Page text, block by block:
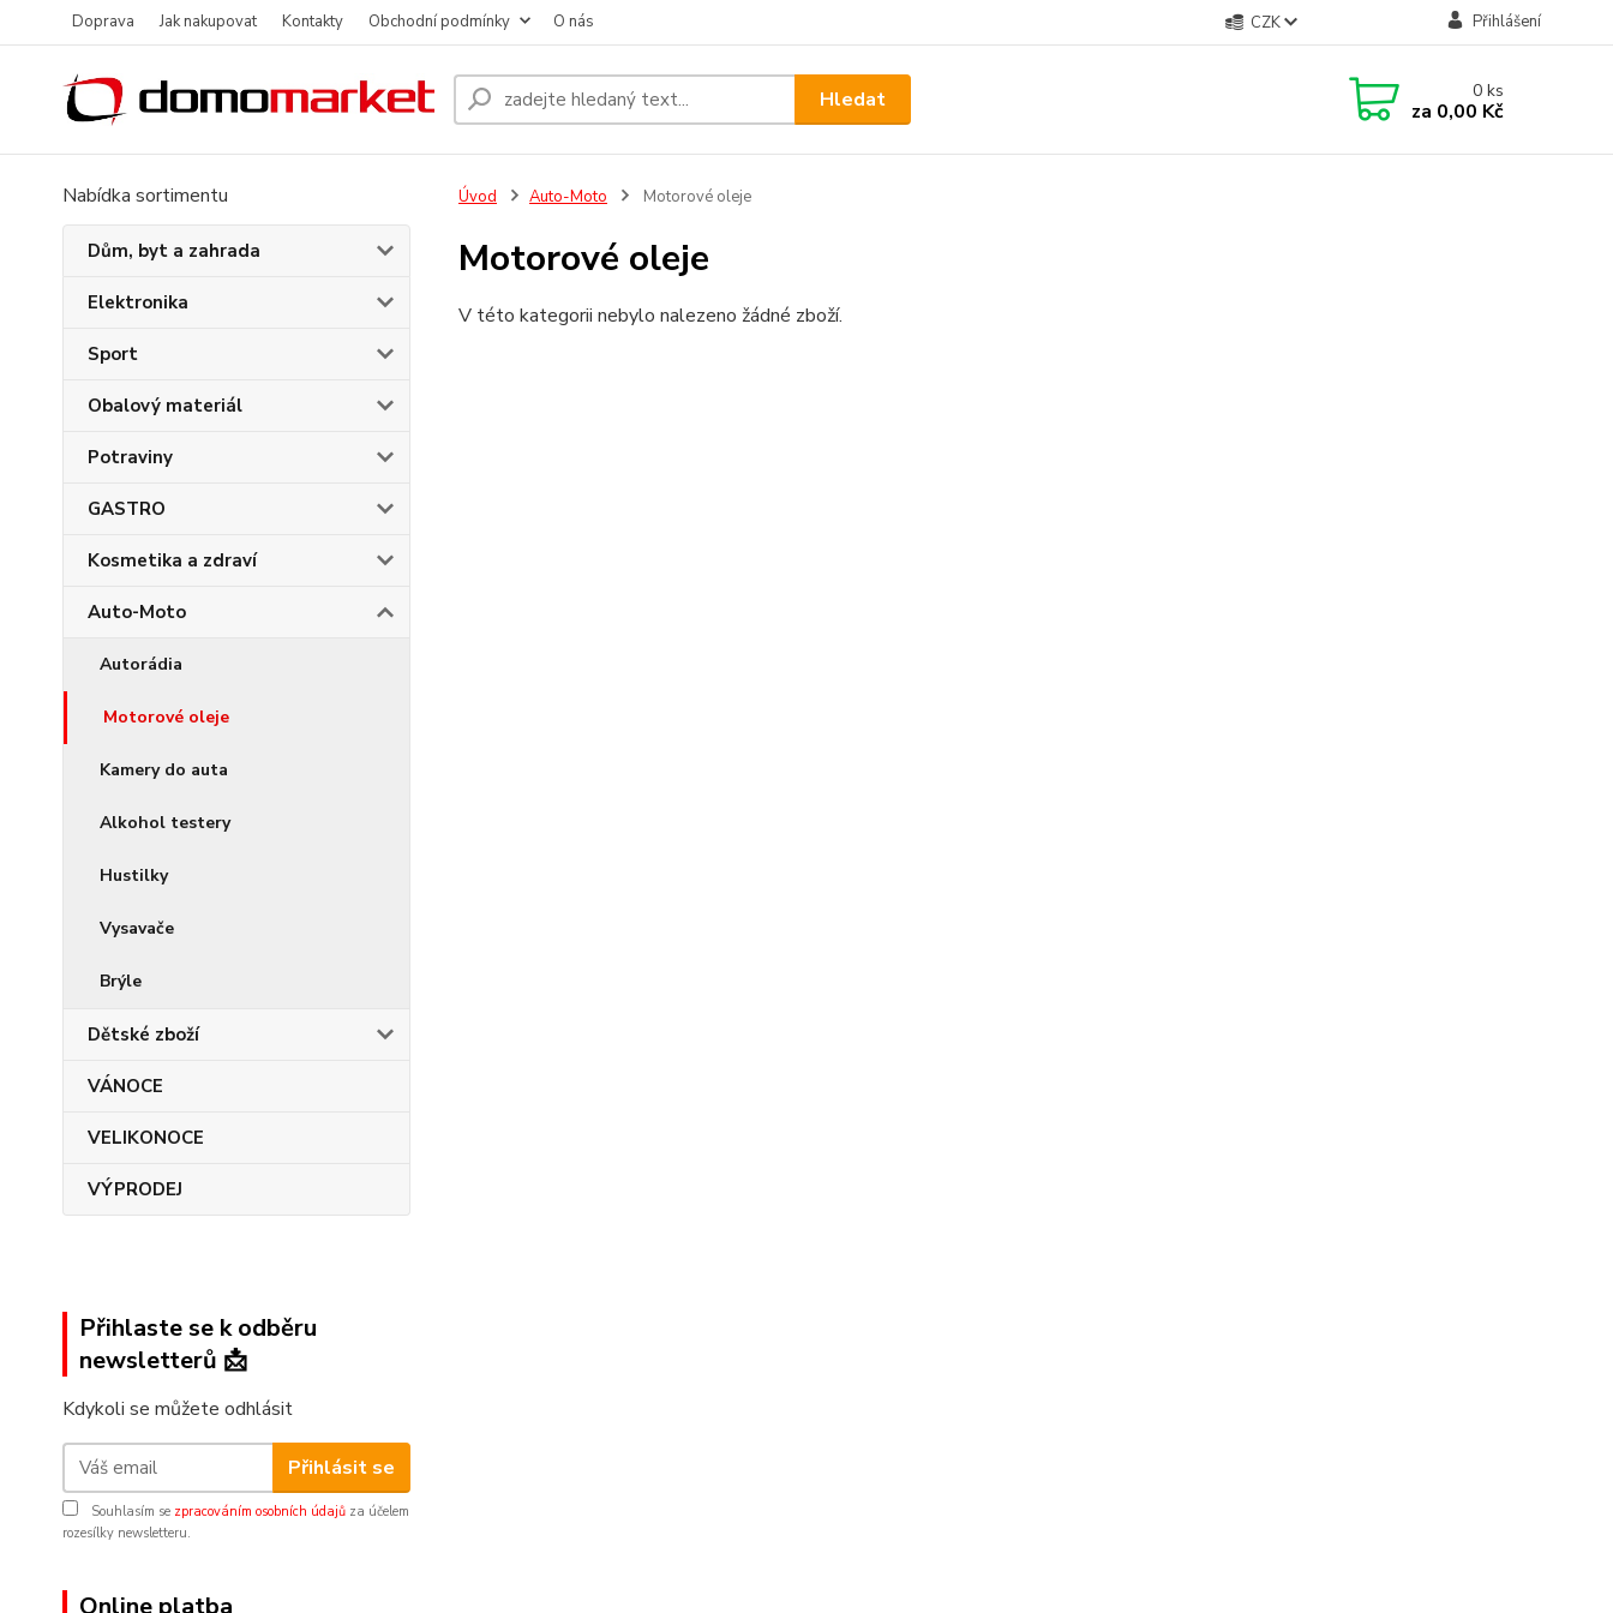
Doprava Jak nakupovat Kontakty Obchodní podmínky O nás CZK Přihlášení
Hledat 0ks
za 0,00 Kč
Nabídka sortimentu
Dům, byt a zahrada
Elektronika
Sport
Obalový materiál
Potraviny
GASTRO
Kosmetika a zdraví
Auto-Moto
Autorádia
Motorové oleje
Kamery do auta
Alkohol testery
Hustilky
Vysavače
Brýle
Dětské zboží
VÁNOCE
VELIKONOCE
VÝPRODEJ
Přihlaste se k odběru
newsletterů 📩
Kdykoli se můžete odhlásit
Přihlásit se
Souhlasím se zpracováním osobních údajů za účelem
rozesílky newsletteru.
Online platba
Úvod Auto-Moto Motorové oleje
Motorové oleje
V této kategorii nebylo nalezeno žádné zboží.